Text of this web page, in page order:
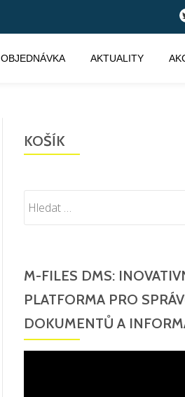
OBJEDNÁVKA AKTUALITY
KOŠÍK
M-FILES DMS:
PLATFORMA PRO
DOKUMENTŮ A